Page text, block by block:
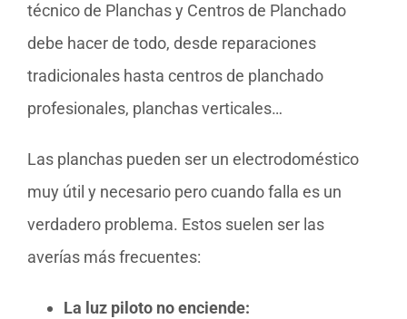
técnico de Planchas y Centros de Planchado
debe hacer de todo, desde reparaciones
tradicionales hasta centros de planchado
profesionales, planchas verticales…
Las planchas pueden ser un electrodoméstico
muy útil y necesario pero cuando falla es un
verdadero problema. Estos suelen ser las
averías más frecuentes:
La luz piloto no enciende: